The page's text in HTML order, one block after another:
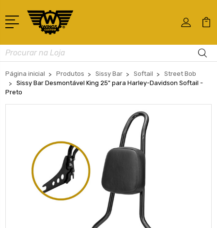
Busca
Página inicial Produtos Sissy Bar Softail
Street Bob
Sissy Bar Desmontável King 25" para Harley-Davidson Softail -
Preto